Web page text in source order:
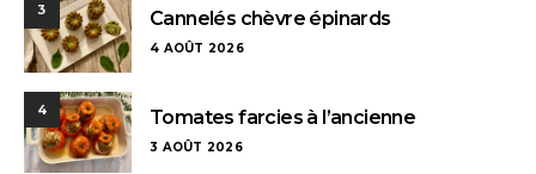
3 Cannelés chèvre épinards
4 AOÛT 2026
4 Tomates farcies à l’ancienne
3 AOÛT 2026